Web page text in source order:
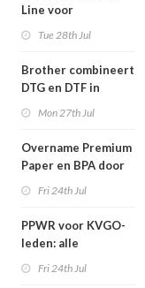
Line voor
sign en display
Tue 28th Jul
Brother combineert
DTG en DTF in
Mon 27th Jul
Overname Premium
Paper en BPA door
Fri 24th Jul
PPWR voor KVGO-
leden: alle
Fri 24th Jul